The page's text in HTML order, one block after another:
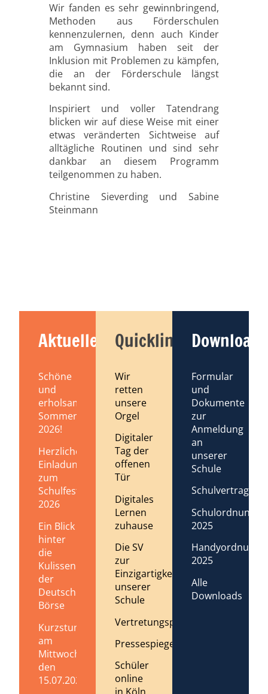
Wir fanden es sehr gewinnbringend,
Methoden aus Förderschulen
kennenzulernen, denn auch Kinder
am Gymnasium haben seit der
Inklusion mit Problemen zu kämpfen,
die an der Förderschule längst
bekannt sind.
Inspiriert und voller Tatendrang
blicken wir auf diese Weise mit einer
etwas veränderten Sichtweise auf
alltägliche Routinen und sind sehr
dankbar an diesem Programm
teilgenommen zu haben.
Christine Sieverding und Sabine
Steinmann
Aktuelles
Schöne
und
erholsame
Sommerferien
2026!
Herzliche
Einladung
zum
Schulfest
2026
Ein Blick
hinter
die
Kulissen
der
Deutschen
Börse
Kurzstundenregelung
am
Mittwoch,
den
15.07.2026
Quicklinks
Wir
retten
unsere
Orgel
Digitaler
Tag der
offenen
Tür
Digitales
Lernen
zuhause
Die SV
zur
Einzigartigkeit
unserer
Schule
Vertretungsplan
Pressespiegel
Schüler
online
Downloads
Formular
und
Dokumente
zur
Anmeldung
an
unserer
Schule
Schulvertrag
Schulordnung
2025
Handyordnung
2025
Alle
Downloads